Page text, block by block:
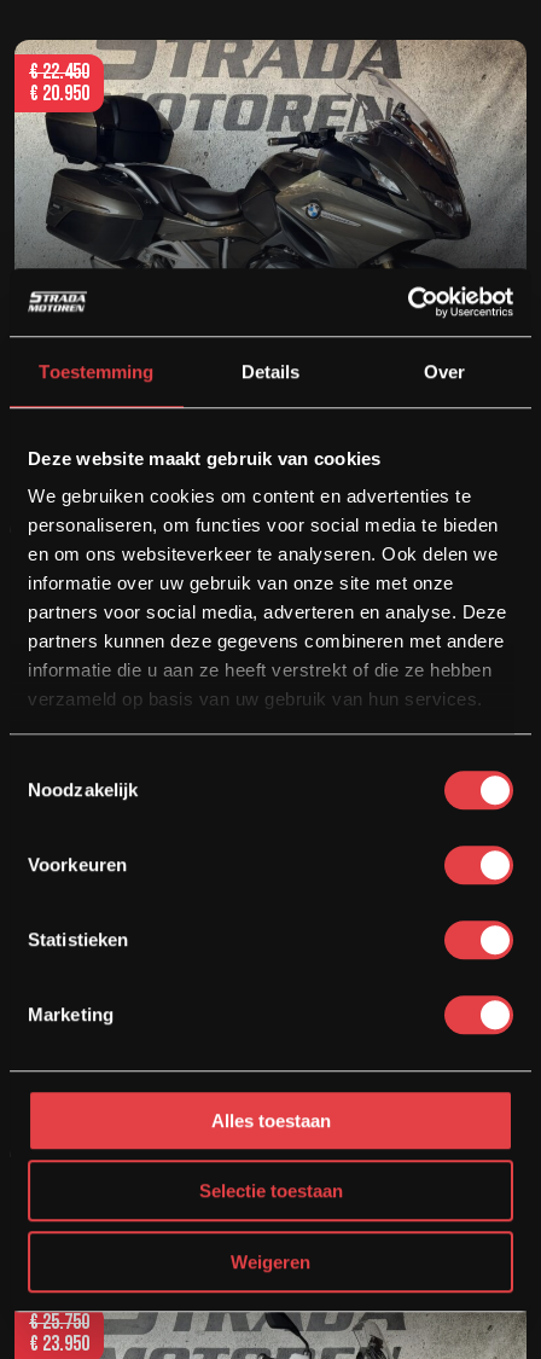
Toestemming Details Over
Deze website maakt gebruik van cookies
We gebruiken cookies om content en advertenties te
personaliseren, om functies voor social media te bieden
en om ons websiteverkeer te analyseren. Ook delen we
informatie over uw gebruik van onze site met onze
partners voor social media, adverteren en analyse. Deze
partners kunnen deze gegevens combineren met andere
informatie die u aan ze heeft verstrekt of die ze hebben
verzameld op basis van uw gebruik van hun services.
Noodzakelijk
Voorkeuren
Statistieken
Marketing
Alles toestaan
Selectie toestaan
Weigeren
BMW R1250RT ELEGANCE
Bouwjaar
Kilometers
Cilinder
Motor bekijken
€22.450
€ 20.950
Opslaan
2023
13263
Cilinder
1250 cc
€23.950
Opslaan
€25.750
€ 23.950